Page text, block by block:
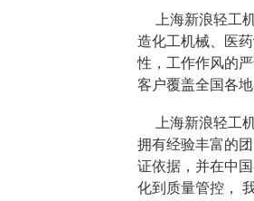
上海新浪轻工机
造化工机械、医
性，工作作风的
客户覆盖全国各
上海新浪轻工机
拥有经验丰富的
证依据，并在中
化到质量管控，